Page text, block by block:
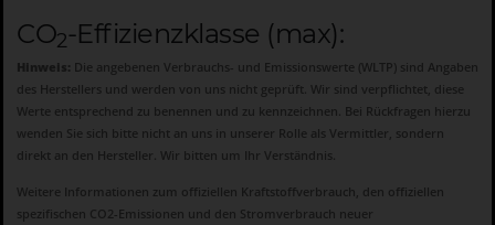
CO2-Effizienzklasse (max):
Hinweis: Die angebenen Verbrauchs- und Emissionswerte (WLTP) sind Angaben
des Herstellers und werden von uns nicht geprüft. Wir sind verpflichtet, diese
Werte entsprechend zu benennen und zu kennzeichnen. Bei Rückfragen hierzu
wenden Sie sich bitte nicht an uns in unserer Rolle als Vermittler, sondern
direkt an den Hersteller. Wir bitten um Ihr Verständnis.
Weitere Informationen zum offiziellen Kraftstoffverbrauch, den offiziellen
spezifischen CO2-Emissionen und den Stromverbrauch neuer